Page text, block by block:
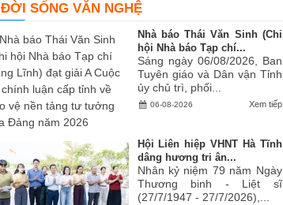
ĐỜI SỐNG VĂN NGHỆ
Nhà báo Thái Văn Sinh (Chi
hội Nhà báo Tạp chí...
Sáng ngày 06/08/2026, Ban
Tuyên giáo và Dân vận Tỉnh
ủy chủ trì, phối...
Xem tiếp
06-08-2026
Hội Liên hiệp VHNT Hà Tĩnh
dâng hương tri ân...
Nhân kỷ niệm 79 năm Ngày
Thương binh - Liệt sĩ
(27/7/1947 - 27/7/2026),...